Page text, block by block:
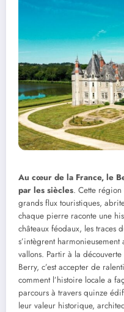
Au cœur de la France, le
par les siècles. Cette
grands flux touristiques,
chaque pierre raconte une
châteaux féodaux, les traces
s’intègrent
vallons. Partir à la
Berry, c’est accepter de
comment l’histoire locale a
parcours à travers quinze
leur valeur historique,